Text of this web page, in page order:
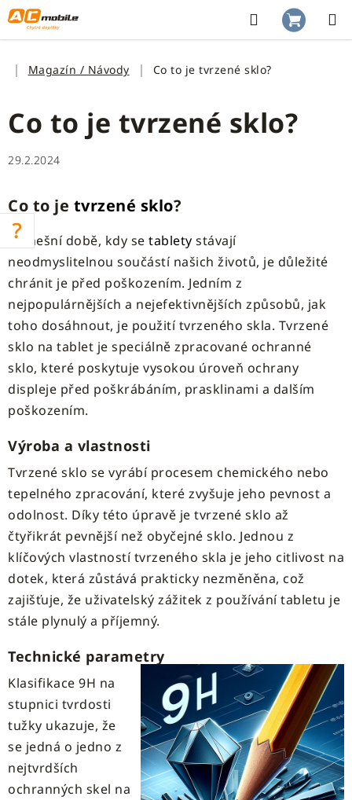
Přejít
na
obsah
Hledat
DomůMagazín / Návody Co to je tvrzené sklo?
Co to je tvrzené sklo?
29.2.2024
Co to je tvrzené sklo?
V dnešní době, kdy se tablety stávají
neodmyslitelnou součástí našich životů, je důležité
chránit je před poškozením. Jedním z
nejpopulárnějších a nejefektivnějších způsobů, jak
toho dosáhnout, je použití tvrzeného skla. Tvrzené
sklo na tablet je speciálně zpracované ochranné
sklo, které poskytuje vysokou úroveň ochrany
displeje před poškrábáním, prasklinami a dalším
poškozením.
Výroba a vlastnosti
Tvrzené sklo se vyrábí procesem chemického nebo
tepelného zpracování, které zvyšuje jeho pevnost a
odolnost. Díky této úpravě je tvrzené sklo až
čtyřikrát pevnější než obyčejné sklo. Jednou z
klíčových vlastností tvrzeného skla je jeho citlivost na
dotek, která zůstává prakticky nezměněna, což
zajišťuje, že uživatelský zážitek z používání tabletu je
stále plynulý a příjemný.
Technické parametry
Klasifikace 9H na
stupnici tvrdosti
tužky ukazuje, že
se jedná o jedno z
nejtvrdších
ochranných skel na